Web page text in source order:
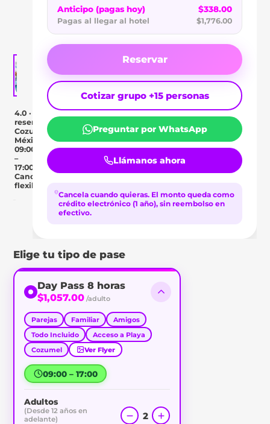
WYNDHAM
4.0 · 2
reseñas
Cozumel,
México
09:00
–
17:00
Cancelación
flexible
Day Pass Descripción
Elige tu tipo de pase
Day Pass 8 horas
$1,057.00 /adulto
Parejas Familiar
Amigos
Todo Incluido
Acceso a Playa
Cozumel
Ver Flyer
09:00 – 17:00
Adultos
(Desde 12 años en
adelante)
2
Anticipo (pagas hoy) $338.00
Pagas al llegar al hotel $1,776.00
Reservar
Cotizar grupo +15 personas
Preguntar por WhatsApp
Llámanos ahora
Cancela cuando quieras. El monto queda como
crédito electrónico (1 año), sin reembolso en
efectivo.